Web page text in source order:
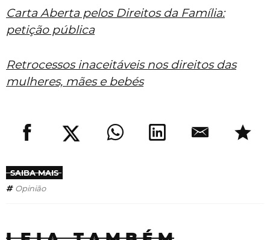
Carta Aberta pelos Direitos da Família:
petição pública
Retrocessos inaceitáveis nos direitos das
mulheres, mães e bebés
SAIBA MAIS
Opinião